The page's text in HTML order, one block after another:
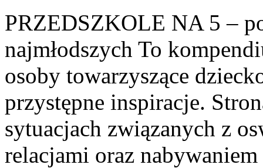
PRZEDSZKOLE NA 5 –
najmłodszych To
osoby towarzyszące
przystępne inspiracje.
sytuacjach związanych z
relacjami oraz